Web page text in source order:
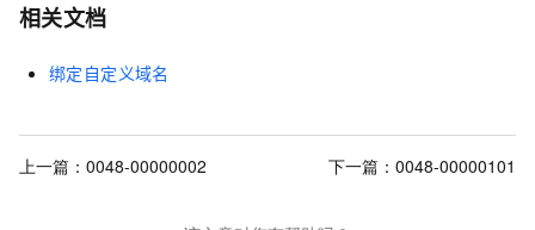
相关文档
绑定自定义域名
上一篇： 0048-00000002 下一篇： 0048-00000101